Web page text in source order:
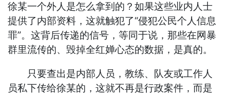
徐某一个外人是怎么拿到的？如果这些业内人士
提供了内部资料，这就触犯了“侵犯公民个人信息
罪”。这背后传递的信号，等同于说，那些在网暴
群里流传的、毁掉全红婵心态的数据，是真的。
只要查出是内部人员，教练、队友或工作人
员私下传给徐某的，这就不再是行政案件，而是